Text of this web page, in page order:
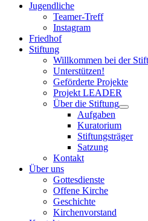
Jugendliche
Teamer-Treff
Instagram
Friedhof
Stiftung
Willkommen bei der
Unterstützen!
Geförderte Projekte
Projekt LEADER
Über die Stiftung
Aufgaben
Kuratorium
Stiftungsträger
Satzung
Kontakt
Über uns
Gottesdienste
Offene Kirche
Geschichte
Kirchenvorstand